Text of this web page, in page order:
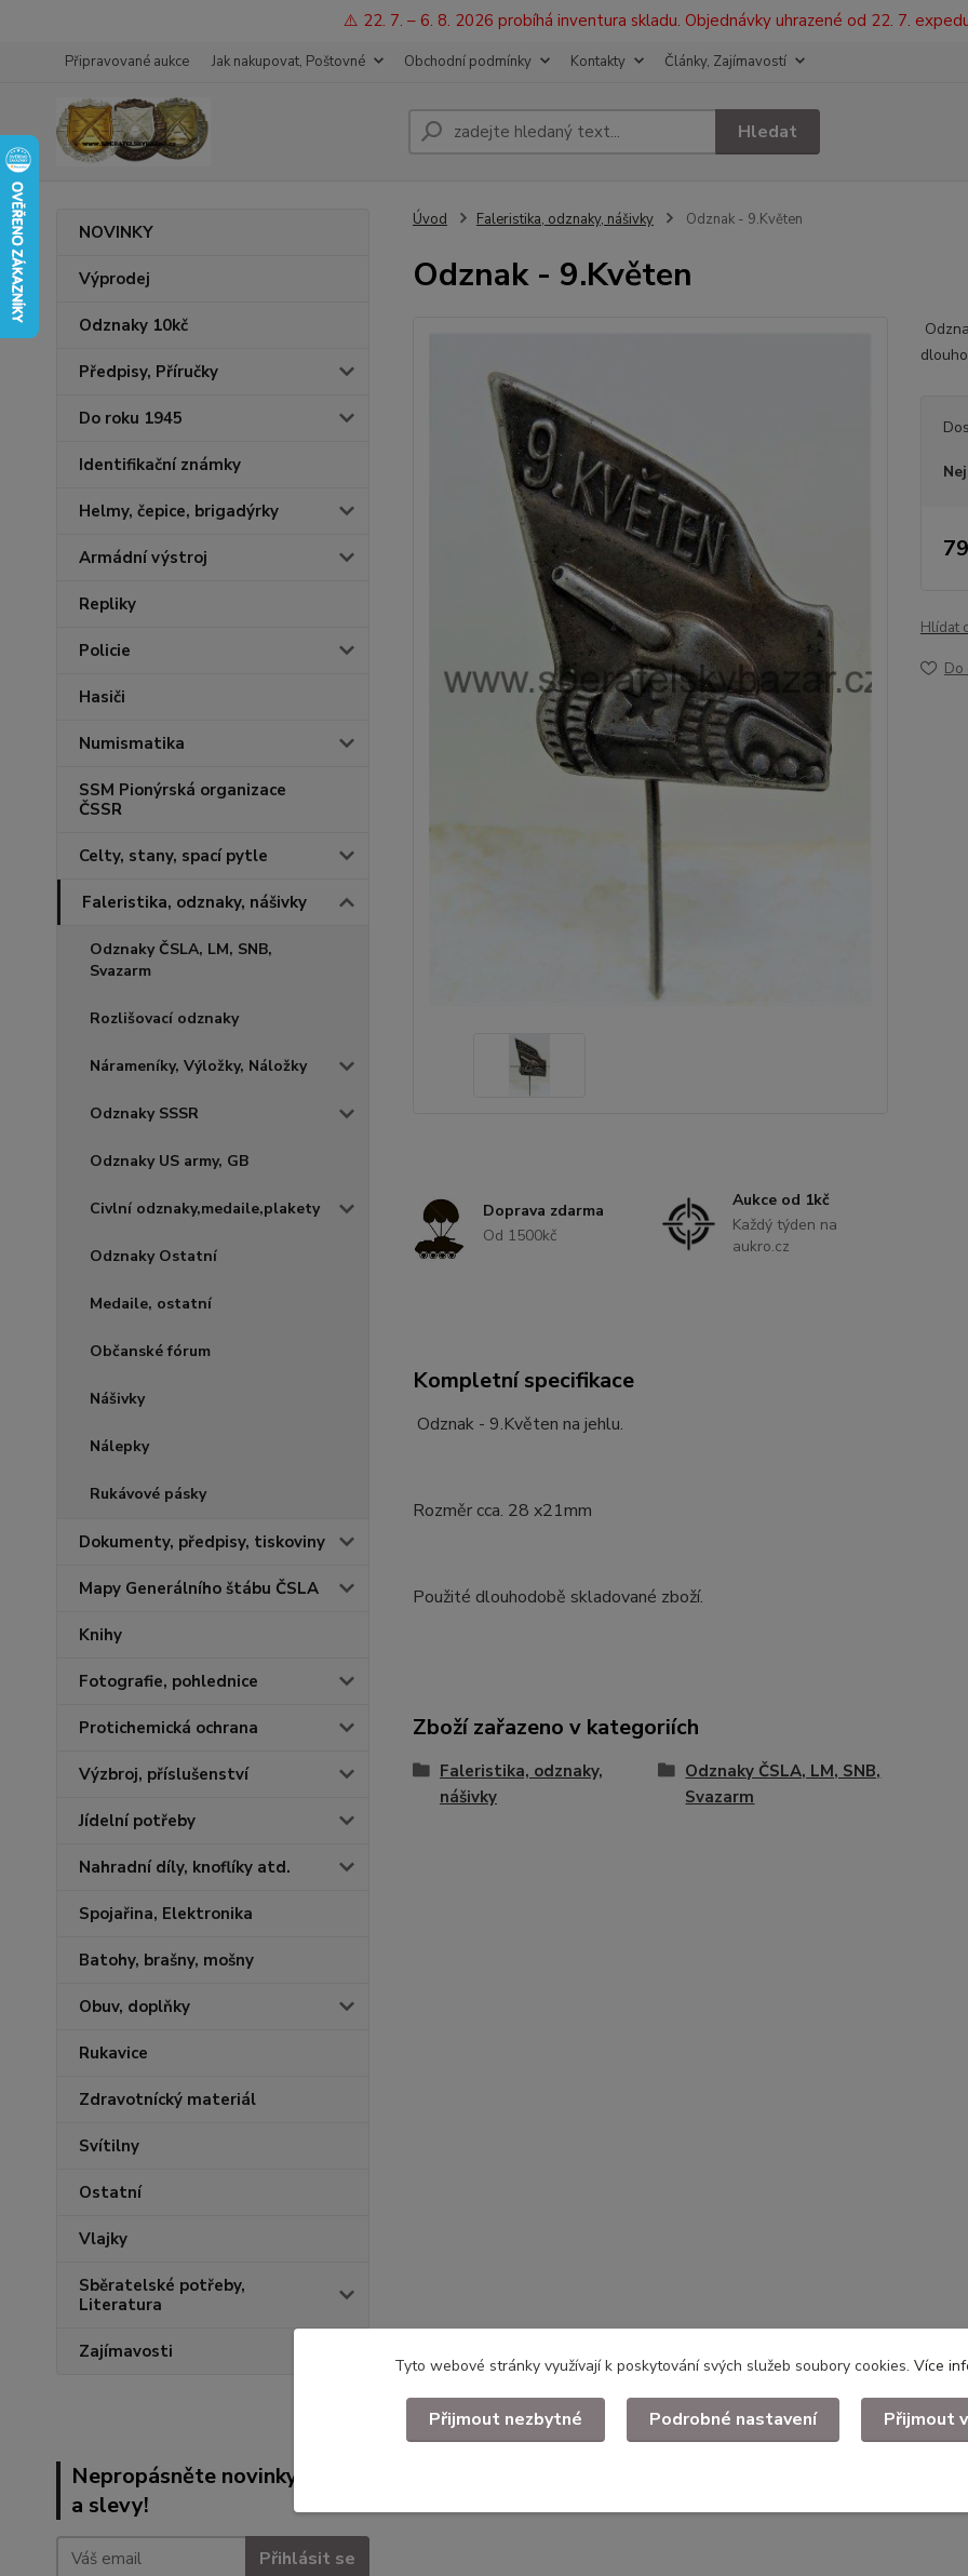
⚠️ 22. 7. – 6. 8. 2026 probíhá inventura skladu. Objednávky uhrazené od 22. 7.
Připravované aukce Jak nakupovat, Poštovné Obchodní podmínky Kontakty Články, Zajímavostí
Hledat
NOVINKY
Výprodej
Odznaky 10kč
Předpisy, Příručky
Do roku 1945
Identifikační známky
Helmy, čepice, brigadýrky
Armádní výstroj
Repliky
Policie
Hasiči
Numismatika
SSM Pionýrská organizace
ČSSR
Celty, stany, spací pytle
Faleristika, odznaky, nášivky
Odznaky ČSLA, LM, SNB,
Svazarm
Rozlišovací odznaky
Nárameníky, Výložky, Náložky
Odznaky SSSR
Odznaky US army, GB
Civlní odznaky,medaile,plakety
Odznaky Ostatní
Medaile, ostatní
Občanské fórum
Nášivky
Nálepky
Rukávové pásky
Dokumenty, předpisy, tiskoviny
Mapy Generálního štábu ČSLA
Knihy
Fotografie, pohlednice
Protichemická ochrana
Výzbroj, příslušenství
Jídelní potřeby
Nahradní díly, knoflíky atd.
Spojařina, Elektronika
Batohy, brašny, mošny
Obuv, doplňky
Rukavice
Zdravotnícký materiál
Svítilny
Ostatní
Vlajky
Sběratelské potřeby,
Literatura
Zajímavosti
Nepropásněte novinky, akce
a slevy!
Přihlásit se
Úvod Faleristika, odznaky, nášivky Odznak - 9.Květen
Odznak - 9.Květen
Hlídat
Do
Doprava zdarma
Od 1500kč
Aukce od 1kč
Každý týden na
aukro.cz
Kompletní specifikace
Odznak - 9.Květen na jehlu.
Rozměr cca. 28 x21mm
Použité dlouhodobě skladované zboží.
Zboží zařazeno v kategoriích
Faleristika, odznaky,
nášivky
Odznaky ČSLA, LM, SNB,
Svazarm
Tyto webové stránky využívají k poskytování svých služeb soubory cookies. Více
Přijmout nezbytné Podrobné nastavení Přijmout